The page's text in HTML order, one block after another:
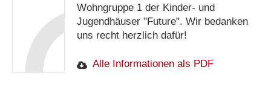
Wohngruppe 1 der Kinder- und
Jugendhäuser "Future". Wir bedanken
uns recht herzlich dafür!
Alle Informationen als PDF